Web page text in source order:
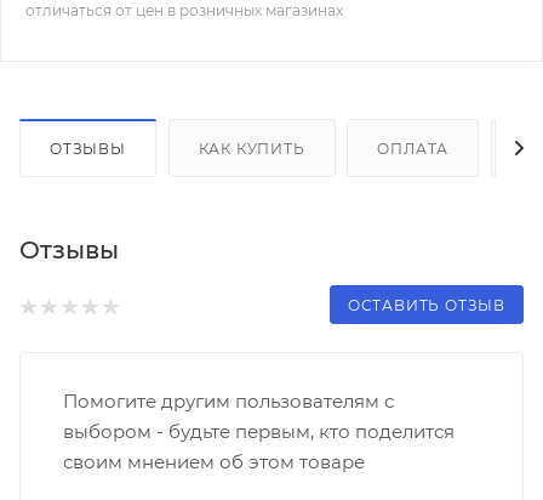
отличаться от цен в розничных магазинах
ОТЗЫВЫ КАК КУПИТЬ ОПЛАТА
Отзывы
ОСТАВИТЬ ОТЗЫВ
Помогите другим пользователям с
выбором - будьте первым, кто поделится
своим мнением об этом товаре